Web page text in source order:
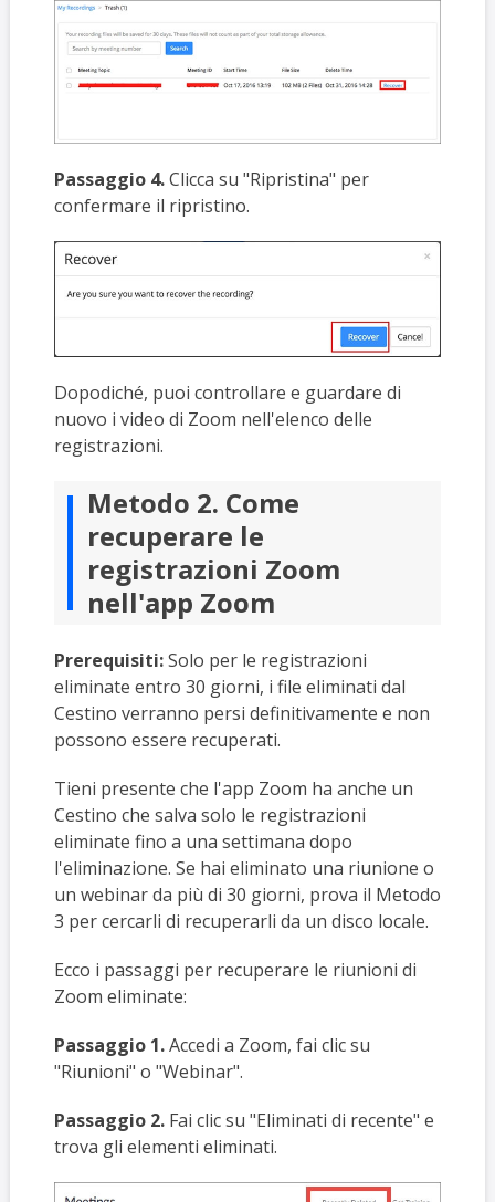
Passaggio 4.Clicca su "Ripristina" per
confermare il ripristino.
Dopodiché, puoi controllare e guardare di
nuovo i video di Zoom nell'elenco delle
registrazioni.
Metodo 2. Come
recuperare le
registrazioni Zoom
nell'app Zoom
Prerequisiti:Solo per le registrazioni
eliminate entro 30 giorni, i file eliminati dal
Cestino verranno persi definitivamente e non
possono essere recuperati.
Tieni presente che l'app Zoom ha anche un
Cestino che salva solo le registrazioni
eliminate fino a una settimana dopo
l'eliminazione. Se hai eliminato una riunione o
un webinar da più di 30 giorni, prova il Metodo
3 per cercarli di recuperarli da un disco locale.
Ecco i passaggi per recuperare le riunioni di
Zoom eliminate:
Passaggio 1.Accedi a Zoom, fai clic su
"Riunioni" o "Webinar".
Passaggio 2. Fai clic su "Eliminati di recente" e
trova gli elementi eliminati.